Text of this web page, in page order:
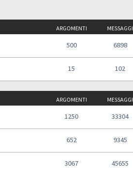
ARGOMENTI MESSAGGI
500 6898
15 102
ARGOMENTI MESSAGGI
1250 33304
652 9345
3067 45655